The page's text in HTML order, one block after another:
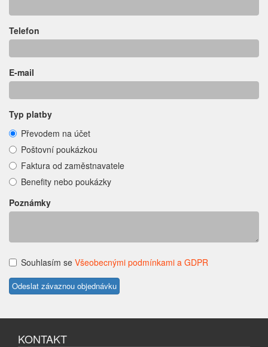
Telefon
E-mail
Typ platby
Převodem na účet
Poštovní poukázkou
Faktura od zaměstnavatele
Benefity nebo poukázky
Poznámky
Souhlasím se Všeobecnými podmínkami a GDPR
KONTAKT